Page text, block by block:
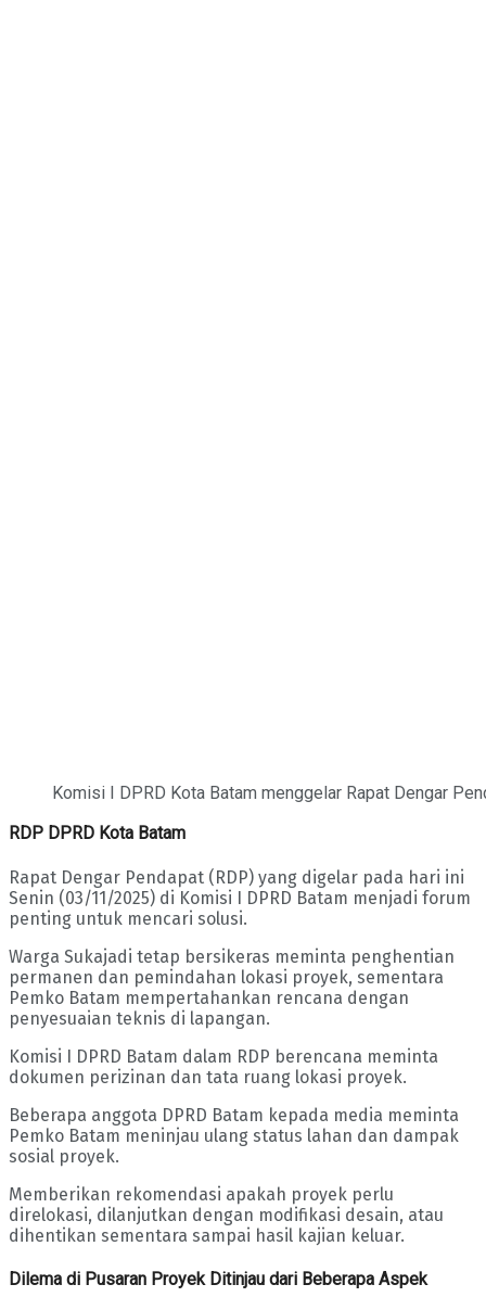
Komisi I DPRD Kota Batam menggelar Rapat Dengar
RDP DPRD Kota Batam
Rapat Dengar Pendapat (RDP) yang digelar pada hari ini
Senin (03/11/2025) di Komisi I DPRD Batam menjadi forum
penting untuk mencari solusi.
Warga Sukajadi tetap bersikeras meminta penghentian
permanen dan pemindahan lokasi proyek, sementara
Pemko Batam mempertahankan rencana dengan
penyesuaian teknis di lapangan.
Komisi I DPRD Batam dalam RDP berencana meminta
dokumen perizinan dan tata ruang lokasi proyek.
Beberapa anggota DPRD Batam kepada media meminta
Pemko Batam meninjau ulang status lahan dan dampak
sosial proyek.
Memberikan rekomendasi apakah proyek perlu
direlokasi, dilanjutkan dengan modifikasi desain, atau
dihentikan sementara sampai hasil kajian keluar.
Dilema di Pusaran Proyek Ditinjau dari Beberapa Aspek